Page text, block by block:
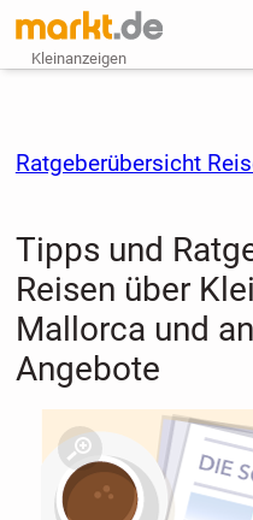
Kleinanzeigen
Ratgeberübersicht
Tipps und
Reisen über
Mallorca und
Angebote